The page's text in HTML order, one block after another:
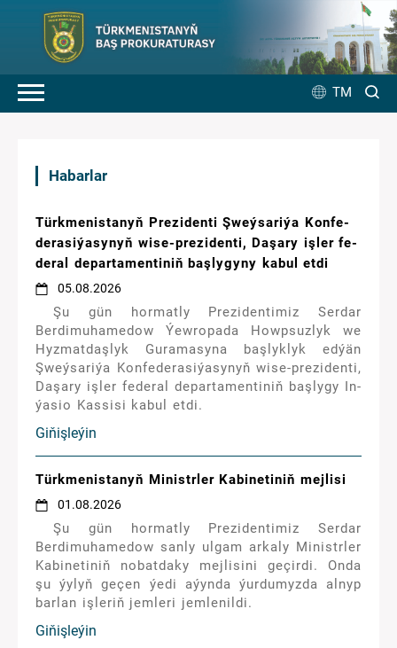
TM
Habarlar
Türk­me­nis­ta­nyň Prezidenti Şweý­sa­ri­ýa Kon­fe­
de­ra­si­ýa­sy­nyň wi­se-prezidenti, Da­şa­ry iş­ler fe­
de­ral de­par­ta­men­ti­niň baş­ly­gy­ny ka­bul et­di
05.08.2026
Şu gün hor­mat­ly Prezidentimiz Serdar
Berdimuhamedow Ýew­ro­pa­da Howp­suz­lyk we
Hyz­mat­daş­lyk Gu­ra­ma­sy­na baş­lyk­lyk ed­ýän
Şweý­sa­ri­ýa Kon­fe­de­ra­si­ýa­sy­nyň wi­se-prezidenti,
Da­şa­ry iş­ler fe­de­ral de­par­ta­men­ti­niň baş­ly­gy In­
ýa­sio Kas­si­si ka­bul et­di.
Giňişleýin
Türkmenistanyň Ministrler Kabinetiniň mejlisi
01.08.2026
Şu gün hormatly Prezidentimiz Serdar
Berdimuhamedow sanly ulgam arkaly Ministrler
Kabinetiniň nobatdaky mejlisini geçirdi. Onda
şu ýylyň geçen ýedi aýynda ýurdumyzda alnyp
barlan işleriň jemleri jemlenildi.
Giňişleýin